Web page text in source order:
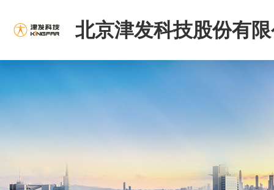
北京津发科技股份有